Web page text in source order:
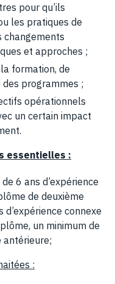
pour qu’ils
les pratiques de
changements
et approches ;
formation, de
des programmes ;
opérationnels
un certain impact
essentielles :
6 ans d’expérience
de deuxième
connexe
un minimum de
antérieure;
: